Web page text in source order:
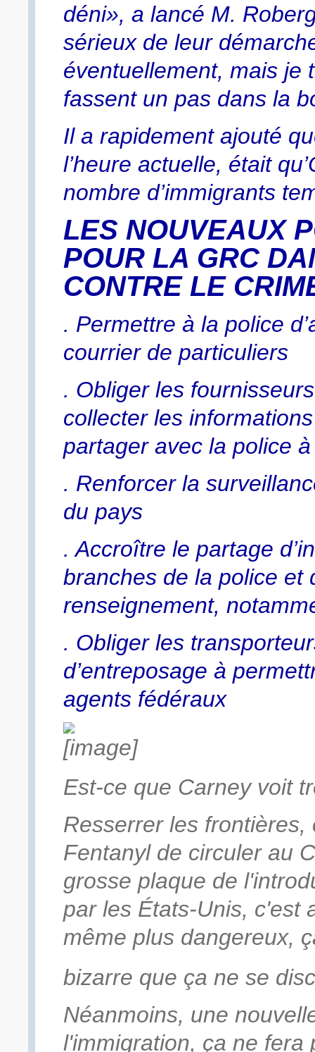
déni», a lancé M.
sérieux de leur
éventuellement, mais je
fassent un pas dans la
Il a rapidement ajouté
l’heure actuelle, était
nombre d’immigrants
LES NOUVEAUX
POUR LA GRC
CONTRE LE
. Permettre à la police
courrier de particuliers
. Obliger les
collecter les
partager avec la police
. Renforcer la
du pays
. Accroître le partage
branches de la police et
renseignement,
. Obliger les
d’entreposage à
agents fédéraux
Est-ce que Carney voit
Resserrer les
Fentanyl de circuler au
grosse plaque de
par les États-Unis, c'est
même plus dangereux,
bizarre que ça ne se
Néanmoins, une
l'immigration, ça ne fera